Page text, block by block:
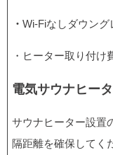
・ Wi-Fiなしダウング
・ヒーター取り付け
電気サウナヒー
サウナヒーター設置
隔距離を確保してく